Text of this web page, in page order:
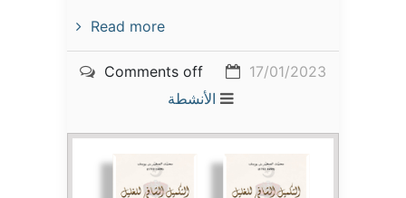
Read more
17/01/2023
Comments off
الأنشطة